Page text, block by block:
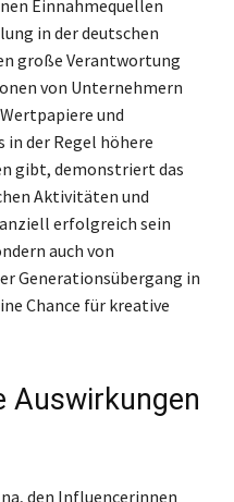
Einnahmequellen
in der deutschen
große Verantwortung
von Unternehmern
und
der Regel höhere
gibt, demonstriert das
Aktivitäten und
erfolgreich sein
auch von
Generationsübergang in
Chance für kreative
Auswirkungen
den Influencerinnen